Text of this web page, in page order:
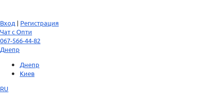
Вход | Регистрация
Чат с Опти
067-566-44-82
Днепр
Днепр
Киев
RU